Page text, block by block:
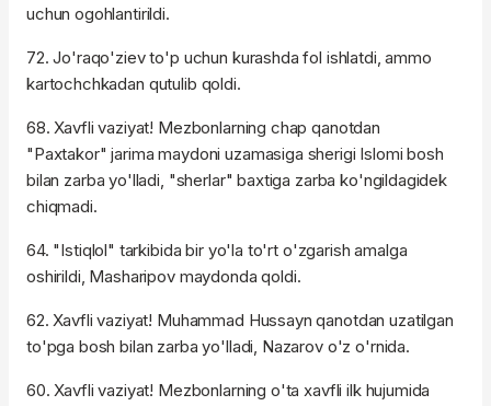
uchun ogohlantirildi.
72. Jo'raqo'ziev to'p uchun kurashda fol ishlatdi, ammo
kartochchkadan qutulib qoldi.
68. Xavfli vaziyat! Mezbonlarning chap qanotdan
"Paxtakor" jarima maydoni uzamasiga sherigi Islomi bosh
bilan zarba yo'lladi, "sherlar" baxtiga zarba ko'ngildagidek
chiqmadi.
64. "Istiqlol" tarkibida bir yo'la to'rt o'zgarish amalga
oshirildi, Masharipov maydonda qoldi.
62. Xavfli vaziyat! Muhammad Hussayn qanotdan uzatilgan
to'pga bosh bilan zarba yo'lladi, Nazarov o'z o'rnida.
60. Xavfli vaziyat! Mezbonlarning o'ta xavfli ilk hujumida